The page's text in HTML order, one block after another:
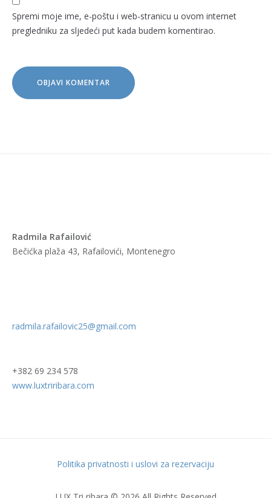
Spremi moje ime, e-poštu i web-stranicu u ovom internet
pregledniku za sljedeći put kada budem komentirao.
Radmila Rafailović
Bečićka plaža 43, Rafailovići, Montenegro
radmila.rafailovic25@gmail.com
+382 69 234 578
www.luxtriribara.com
Politika privatnosti i uslovi za rezervaciju